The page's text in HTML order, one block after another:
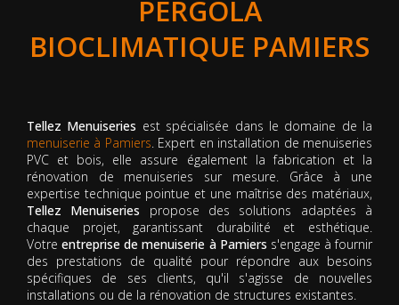
PERGOLA
BIOCLIMATIQUE PAMIERS
Tellez Menuiseries est spécialisée dans le domaine de la
menuiserie à Pamiers. Expert en installation de menuiseries
PVC et bois, elle assure également la fabrication et la
rénovation de menuiseries sur mesure. Grâce à une
expertise technique pointue et une maîtrise des matériaux,
Tellez Menuiseries propose des solutions adaptées à
chaque projet, garantissant durabilité et esthétique.
Votreentreprise de menuiserie à Pamiers s'engage à fournir
des prestations de qualité pour répondre aux besoins
spécifiques de ses clients, qu'il s'agisse de nouvelles
installations ou de la rénovation de structures existantes.